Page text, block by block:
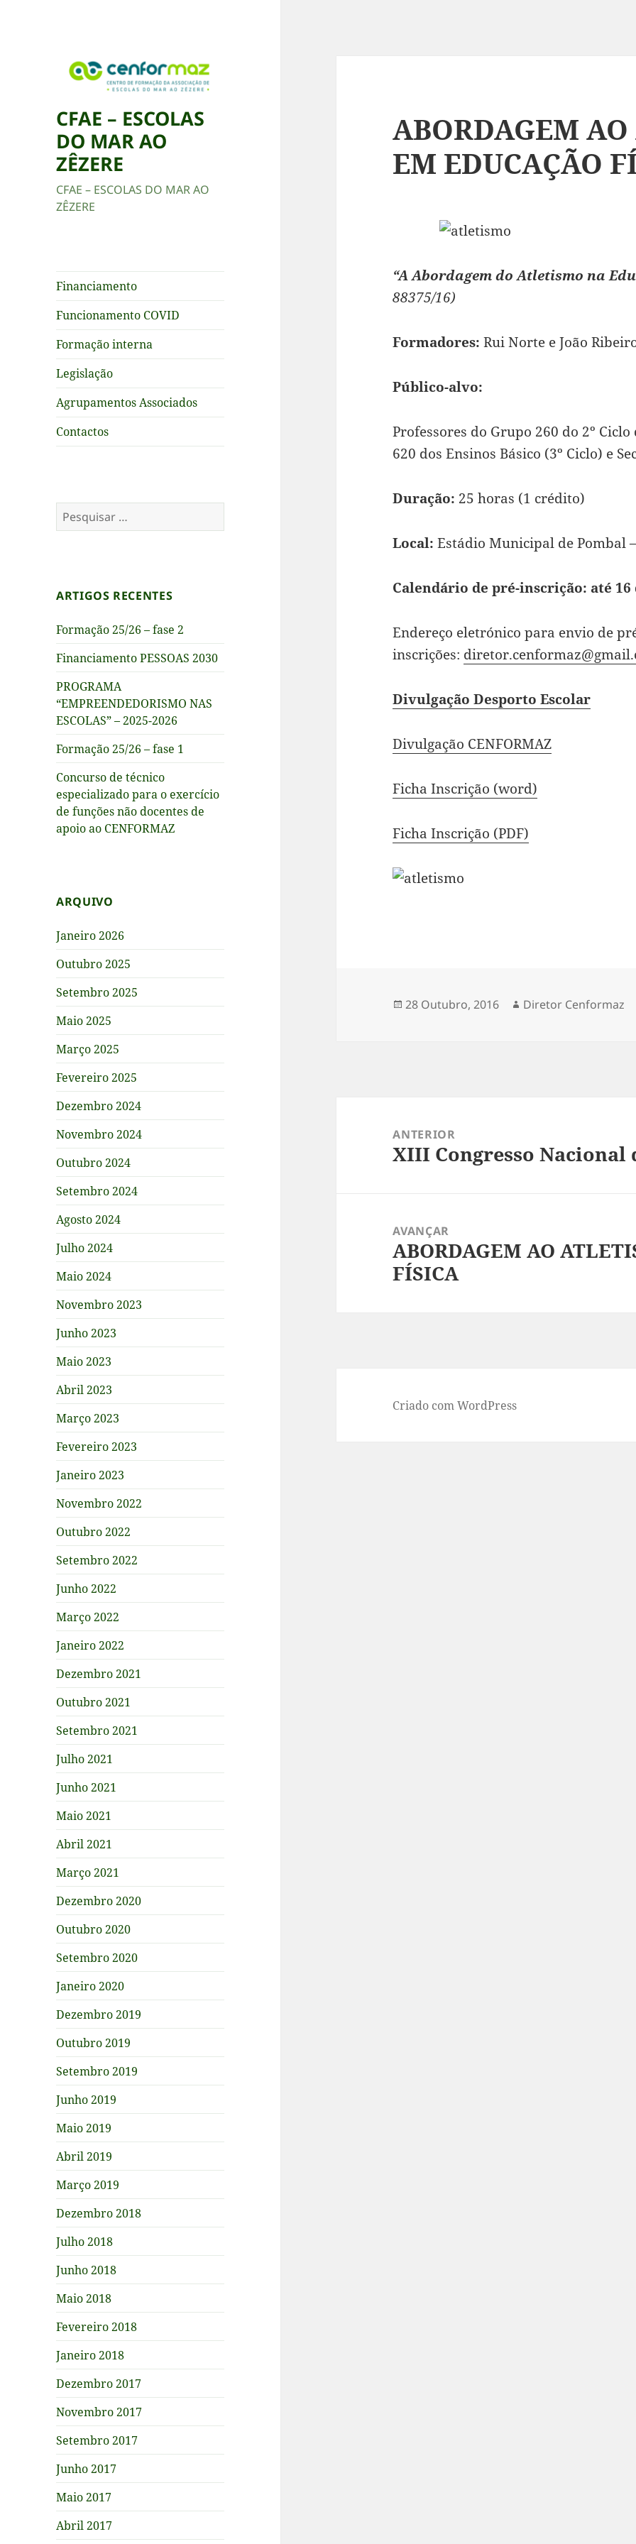
CFAE – ESCOLAS
DO MAR AO
ZÊZERE
CFAE – ESCOLAS DO MAR AO
ZÊZERE
Financiamento
Funcionamento COVID
Formação interna
Legislação
Agrupamentos Associados
Contactos
Pesquisar
por:
ARTIGOS RECENTES
Formação 25/26 – fase 2
Financiamento PESSOAS 2030
PROGRAMA
“EMPREENDEDORISMO NAS
ESCOLAS” – 2025-2026
Formação 25/26 – fase 1
Concurso de técnico
especializado para o exercício
de funções não docentes de
apoio ao CENFORMAZ
ARQUIVO
Janeiro 2026
Outubro 2025
Setembro 2025
Maio 2025
Março 2025
Fevereiro 2025
Dezembro 2024
Novembro 2024
Outubro 2024
Setembro 2024
Agosto 2024
Julho 2024
Maio 2024
Novembro 2023
Junho 2023
Maio 2023
Abril 2023
Março 2023
Fevereiro 2023
Janeiro 2023
Novembro 2022
Outubro 2022
Setembro 2022
Junho 2022
Março 2022
Janeiro 2022
Dezembro 2021
Outubro 2021
Setembro 2021
Julho 2021
Junho 2021
Maio 2021
Abril 2021
Março 2021
Dezembro 2020
Outubro 2020
Setembro 2020
Janeiro 2020
Dezembro 2019
Outubro 2019
Setembro 2019
Junho 2019
Maio 2019
Abril 2019
Março 2019
Dezembro 2018
Julho 2018
Junho 2018
Maio 2018
Fevereiro 2018
Janeiro 2018
Dezembro 2017
Novembro 2017
Setembro 2017
Junho 2017
Maio 2017
Abril 2017
ABORDAGEM
EM EDUCAÇÃO
“A Abordagem do Atletismo na
88375/16)
Formadores: Rui Norte e João
Público-alvo:
Professores do Grupo 260 do 2º
620 dos Ensinos Básico (3º Ciclo) e
Duração: 25 horas (1 crédito)
Local:Estádio Municipal de Pombal
Calendário de pré-inscrição: até
Endereço eletrónico para envio de
inscrições:
Divulgação Desporto Escolar
Divulgação CENFORMAZ
Ficha Inscrição (word)
Ficha Inscrição (PDF)
Publicado
28 Outubro, 2016 Autor
Diretor Cenformaz
ANTERIOR
Artigo
XIII Congresso Nacional
AVANÇAR
Artigo
seguinte:
ABORDAGEM AO
FÍSICA
Criado com WordPress